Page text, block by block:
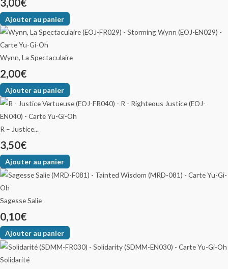
3,00€
Ajouter au panier
Wynn, La Spectaculaire
2,00€
Ajouter au panier
R – Justice...
3,50€
Ajouter au panier
Sagesse Salie
0,10€
Ajouter au panier
Solidarité